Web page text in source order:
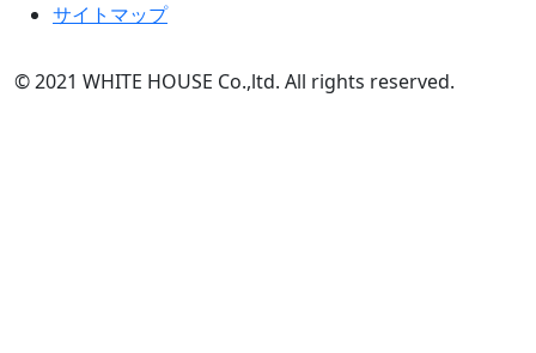
サイトマップ
© 2021 WHITE HOUSE Co.,ltd. All rights reserved.